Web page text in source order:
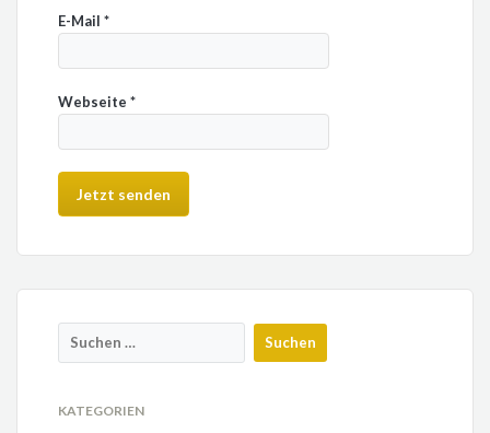
E-Mail*
Webseite*
KATEGORIEN